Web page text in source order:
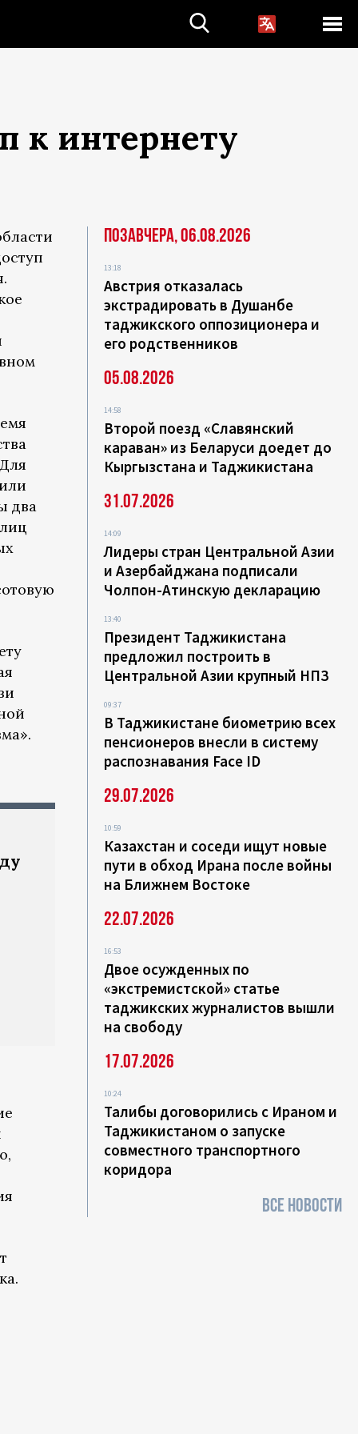
к интернету
два
Позавчера, 06.08.2026
13:18
Австрия отказалась
экстрадировать в Душанбе
таджикского оппозиционера и
его родственников
05.08.2026
14:58
Второй поезд «Славянский
караван» из Беларуси доедет до
Кыргызстана и Таджикистана
31.07.2026
14:09
Лидеры стран Центральной Азии
и Азербайджана подписали
Чолпон-Атинскую декларацию
13:40
Президент Таджикистана
предложил построить в
Центральной Азии крупный НПЗ
09:37
В Таджикистане биометрию всех
пенсионеров внесли в систему
распознавания Face ID
29.07.2026
10:59
Казахстан и соседи ищут новые
пути в обход Ирана после войны
на Ближнем Востоке
22.07.2026
16:53
Двое осужденных по
«экстремистской» статье
таджикских журналистов вышли
на свободу
17.07.2026
10:24
Талибы договорились с Ираном и
Таджикистаном о запуске
совместного транспортного
коридора
ВСЕ НОВОСТИ